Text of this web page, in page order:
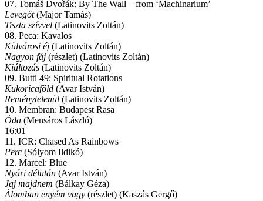
07. Tomáš Dvořák: By The Wall – from ‘Machinarium’
Levegőt(Major Tamás)
Tiszta szívvel (Latinovits Zoltán)
08. Peca: Kavalos
Külvárosi éj (Latinovits Zoltán)
Nagyon fáj (részlet) (Latinovits Zoltán)
Kiáltozás (Latinovits Zoltán)
09. Butti 49: Spiritual Rotations
Kukoricaföld (Avar István)
Reménytelenül (Latinovits Zoltán)
10. Membran: Budapest Rasa
Óda (Mensáros László)
16:01
11. ICR: Chased As Rainbows
Perc (Sólyom Ildikó)
12. Marcel: Blue
Nyári délután (Avar István)
Jaj majdnem (Bálkay Géza)
Álomban enyém vagy (részlet) (Kaszás Gergő)